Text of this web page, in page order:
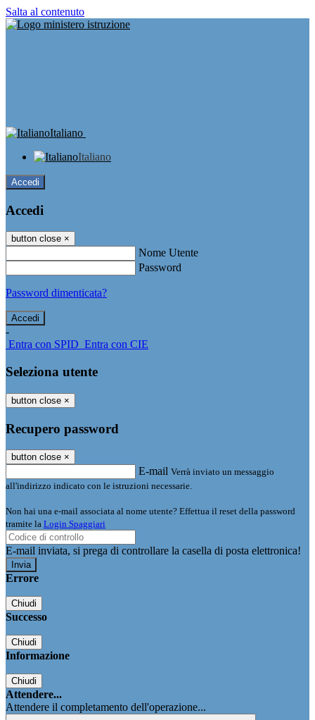
Salta al contenuto
Italiano
Italiano
Accedi
Accedi
button close ×
Nome Utente
Password
Password dimenticata?
-
Entra con SPID Entra con CIE
Seleziona utente
button close ×
Recupero password
button close ×
E-mail Verrà inviato un messaggio
all'indirizzo indicato con le istruzioni necessarie.
Non hai una e-mail associata al nome utente? Effettua il reset della password
tramite la Login Spaggiari
E-mail inviata, si prega di controllare la casella di posta elettronica!
Errore
Chiudi
Successo
Chiudi
Informazione
Chiudi
Attendere...
Attendere il completamento dell'operazione...